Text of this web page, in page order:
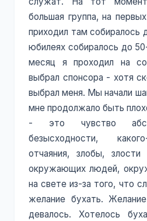
большая группа, на
приходил там собиралось
юбилеях собиралось до
месяц я проходил на
выбрал спонсора - хотя
выбрал меня. Мы начали
мне продолжало быть
- это чувство
безысходности,
отчаяния, злобы,
окружающих людей,
на свете из-за того, что
желание бухать.
девалось. Хотелось